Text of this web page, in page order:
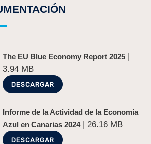
The EU Blue Economy Report 2025
3.94 MB
DESCARGAR
Informe de la Actividad de la Economía
Azul en Canarias 2024| 26.16 MB
DESCARGAR